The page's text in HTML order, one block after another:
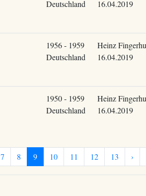
Deutschland
16.04.2019
1956 - 1959
Deutschland
Heinz
16.04.2019
1950 - 1959
Deutschland
Heinz
16.04.2019
7 8 9 10 11 12 13 ›